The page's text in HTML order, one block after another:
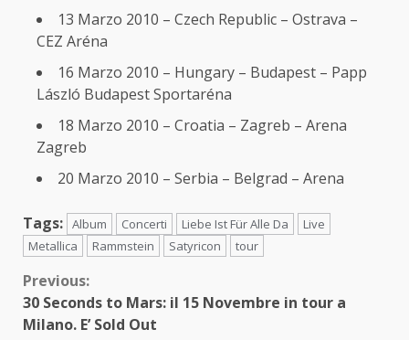
13 Marzo 2010 – Czech Republic – Ostrava –
CEZ Aréna
16 Marzo 2010 – Hungary – Budapest – Papp
László Budapest Sportaréna
18 Marzo 2010 – Croatia – Zagreb – Arena
Zagreb
20 Marzo 2010 – Serbia – Belgrad – Arena
Tags: Album Concerti Liebe Ist Für Alle Da
Live
Metallica
Rammstein Satyricon tour
Continue
Reading
Previous:
30 Seconds to Mars: il 15 Novembre in tour a
Milano. E’ Sold Out